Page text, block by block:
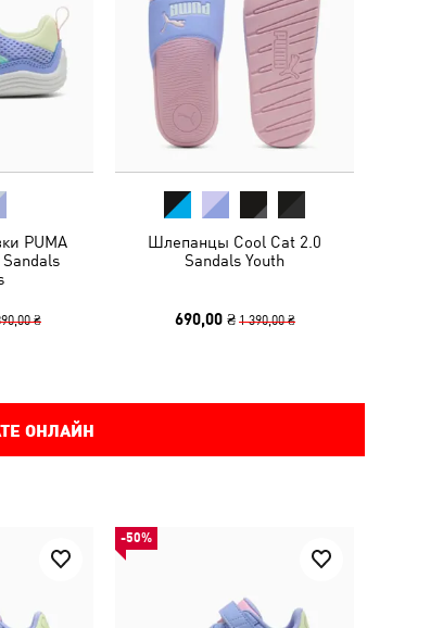
PUMA
₴
Шлепанцы Cool Cat 2.0
Sandals Youth
690,00 ₴ 1 390,00 ₴
ОНЛАЙН
-50%